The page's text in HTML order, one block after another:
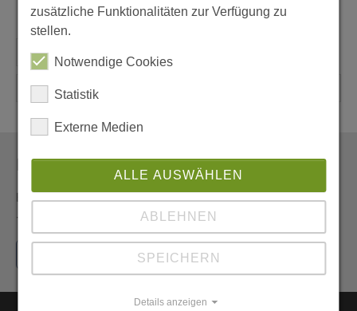
Newsletter
Erhalten Sie den Newsletter der Pfarrei aus erster Hand
- und vor allem umweltfreundlich als E-Mail.
Jetzt hier anmelden
zusätzliche Funktionalitäten zur Verfügung zu
stellen.
Notwendige Cookies
Statistik
Externe Medien
ALLE AUSWÄHLEN
ABLEHNEN
SPEICHERN
Details anzeigen